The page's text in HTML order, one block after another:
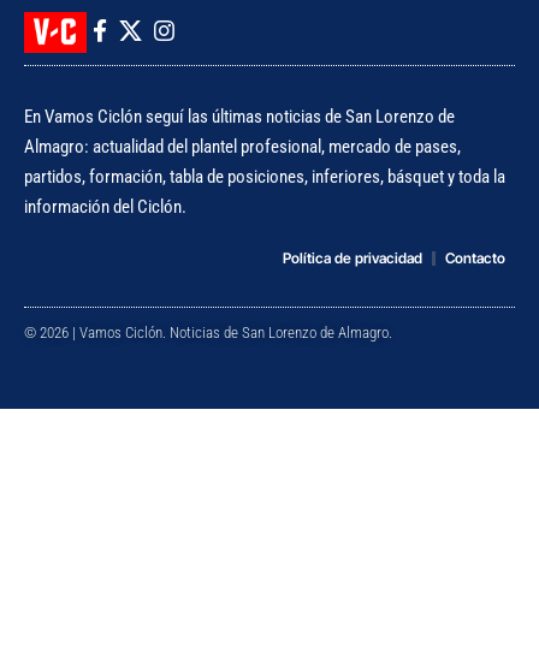
En Vamos Ciclón seguí las últimas noticias de San Lorenzo de
Almagro: actualidad del plantel profesional, mercado de pases,
partidos, formación, tabla de posiciones, inferiores, básquet y toda la
información del Ciclón.
Política de privacidad Contacto
© 2026 | Vamos Ciclón. Noticias de San Lorenzo de Almagro.